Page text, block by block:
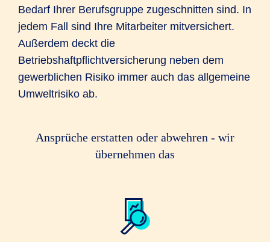
Bedarf Ihrer Berufsgruppe zugeschnitten sind. In
jedem Fall sind Ihre Mitarbeiter mitversichert.
Außerdem deckt die
Betriebshaftpflichtversicherung neben dem
gewerblichen Risiko immer auch das allgemeine
Umweltrisiko ab.
Ansprüche erstatten oder abwehren - wir
übernehmen das